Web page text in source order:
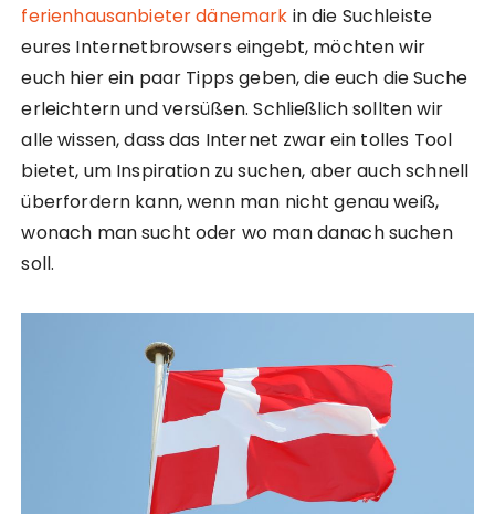
ferienhausanbieter dänemark in die Suchleiste
eures Internetbrowsers eingebt, möchten wir
euch hier ein paar Tipps geben, die euch die Suche
erleichtern und versüßen. Schließlich sollten wir
alle wissen, dass das Internet zwar ein tolles Tool
bietet, um Inspiration zu suchen, aber auch schnell
überfordern kann, wenn man nicht genau weiß,
wonach man sucht oder wo man danach suchen
soll.